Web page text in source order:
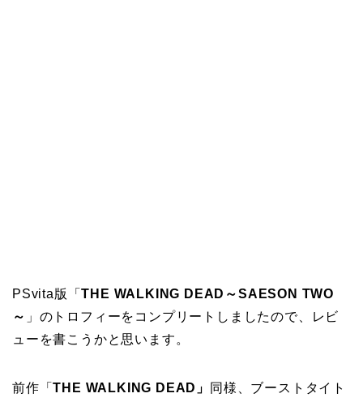
PSvita版「THE WALKING DEAD～SAESON TWO
～ 」のトロフィーをコンプリートしましたので、レビ
ューを書こうかと思います。
前作「THE WALKING DEAD」
同様、ブーストタイト